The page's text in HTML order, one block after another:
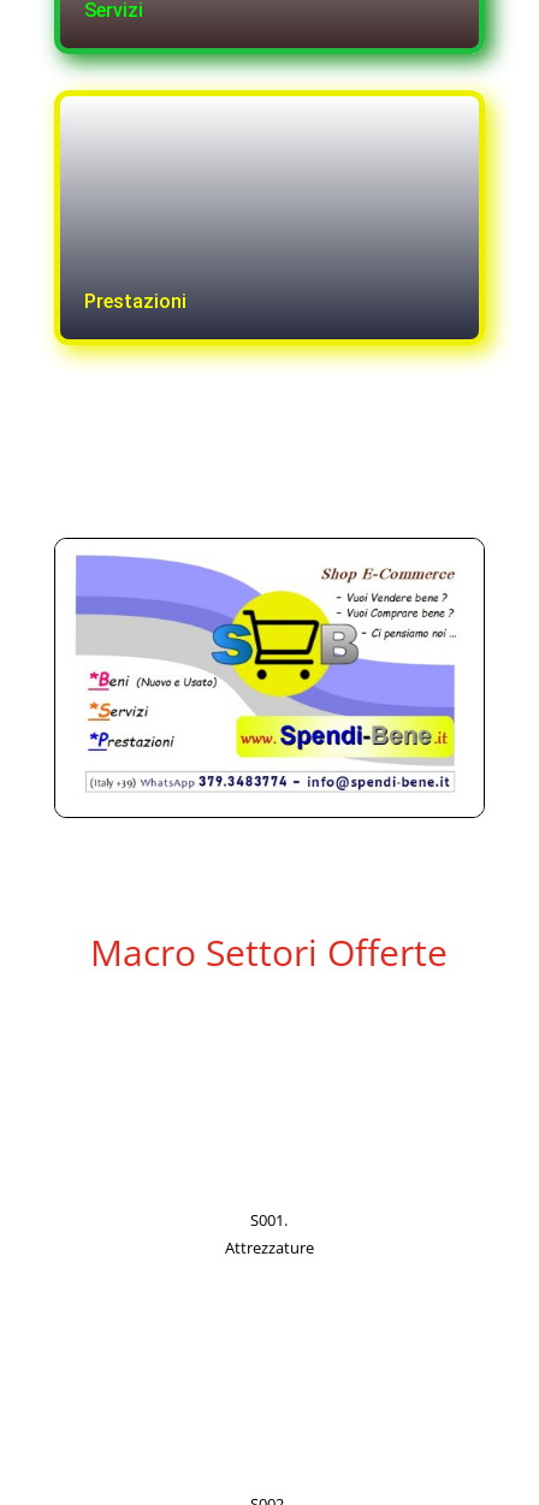
Servizi
Prestazioni
Macro Settori Offerte
S001.
Attrezzature